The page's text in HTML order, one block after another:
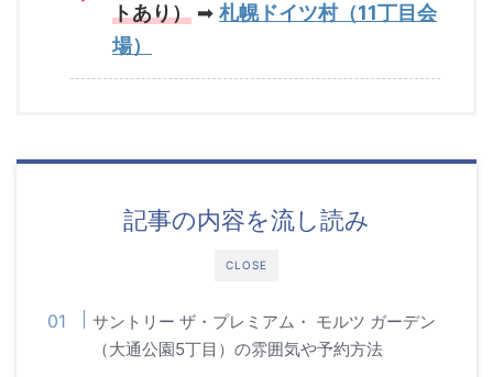
トあり） ➡ 札幌ドイツ村（11丁目会
場）
CLOSE
記事の内容を流し読み
サントリー ザ・プレミアム・ モルツ ガーデン
（大通公園5丁目）の雰囲気や予約方法